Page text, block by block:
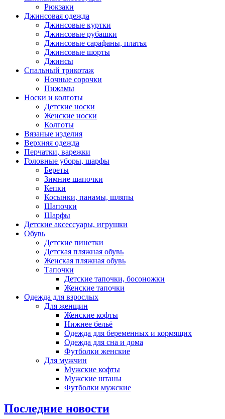
Рюкзаки
Джинсовая одежда
Джинсовые куртки
Джинсовые рубашки
Джинсовые сарафаны, платья
Джинсовые шорты
Джинсы
Спальный трикотаж
Ночные сорочки
Пижамы
Носки и колготы
Детские носки
Женские носки
Колготы
Вязаные изделия
Верхняя одежда
Перчатки, варежки
Головные уборы, шарфы
Береты
Зимние шапочки
Кепки
Косынки, панамы, шляпы
Шапочки
Шарфы
Детские аксессуары, игрушки
Обувь
Детские пинетки
Детская пляжная обувь
Женская пляжная обувь
Тапочки
Детские тапочки, босоножки
Женские тапочки
Одежда для взрослых
Для женщин
Женские кофты
Нижнее бельё
Одежда для беременных и кормящих
Одежда для сна и дома
Футболки женские
Для мужчин
Мужские кофты
Мужские штаны
Футболки мужские
Последние новости